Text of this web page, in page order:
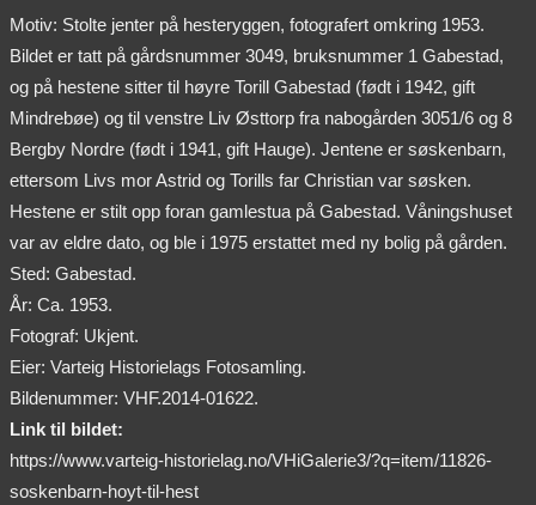
Motiv: Stolte jenter på hesteryggen, fotografert omkring 1953.
Bildet er tatt på gårdsnummer 3049, bruksnummer 1 Gabestad,
og på hestene sitter til høyre Torill Gabestad (født i 1942, gift
Mindrebøe) og til venstre Liv Østtorp fra nabogården 3051/6 og 8
Bergby Nordre (født i 1941, gift Hauge). Jentene er søskenbarn,
ettersom Livs mor Astrid og Torills far Christian var søsken.
Hestene er stilt opp foran gamlestua på Gabestad. Våningshuset
var av eldre dato, og ble i 1975 erstattet med ny bolig på gården.
Sted: Gabestad.
År: Ca. 1953.
Fotograf: Ukjent.
Eier: Varteig Historielags Fotosamling.
Bildenummer: VHF.2014-01622.
Link til bildet:
https://www.varteig-historielag.no/VHiGalerie3/?q=item/11826-
soskenbarn-hoyt-til-hest